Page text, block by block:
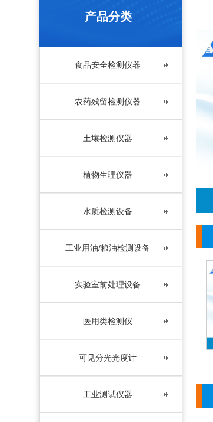
产品分类
食品安全检测仪器
农药残留检测仪器
土壤检测仪器
植物生理仪器
水质检测设备
工业用油/粮油检测设备
实验室前处理设备
医用类检测仪
可见分光光度计
工业测试仪器